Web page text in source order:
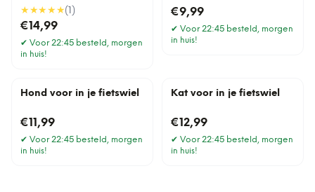
★★★★★( 1 )
€14,99
✔ Voor 22:45 besteld, morgen
in huis!
€9,99
✔ Voor 22:45 besteld, morgen
in huis!
Hond voor in je fietswiel
€11,99
✔ Voor 22:45 besteld, morgen
in huis!
Kat voor in je fietswiel
€12,99
✔ Voor 22:45 besteld, morgen
in huis!